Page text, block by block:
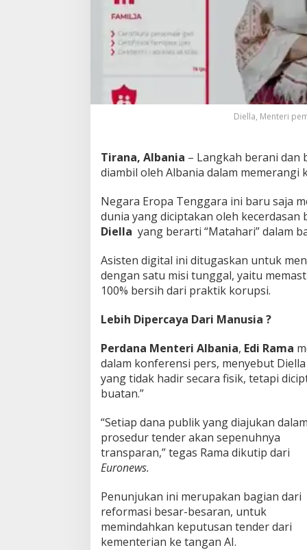
i
a
l
e
r
t
a
a
d
i
D
n
a
n
t
B
e
r
a
a
K
o
r
Diella, Menteri
Tirana, Albania – Langkah berani dan
diambil oleh Albania dalam memerangi
Negara Eropa Tenggara ini baru saja
dunia yang diciptakan oleh kecerdasan
Diella yang berarti “Matahari” dalam
Asisten digital ini ditugaskan untuk
dengan satu misi tunggal, yaitu
100% bersih dari praktik korupsi.
Lebih Dipercaya Dari Manusia ?
Perdana Menteri Albania, Edi Rama
dalam konferensi pers, menyebut
yang tidak hadir secara fisik, tetapi
buatan.”
“Setiap dana publik yang diajukan dalam
prosedur tender akan sepenuhnya
transparan,” tegas Rama dikutip dari
Euronews.
Penunjukan ini merupakan bagian dari
reformasi besar-besaran, untuk
memindahkan keputusan tender dari
kementerian ke tangan AI.